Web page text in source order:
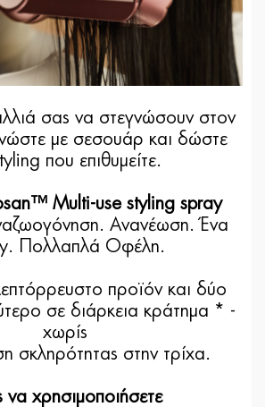
σας να στεγνώσουν στον
με σεσουάρ και δώστε
που επιθυμείτε.
Multi-use styling spray
Ανανέωση. Ένα
Πολλαπλά Οφέλη.
προϊόν και δύο
σε διάρκεια κράτημα * -
χωρίς
σκληρότητας στην τρίχα.
να χρησιμοποιήσετε